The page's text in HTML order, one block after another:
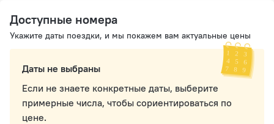
Доступные номера
Укажите даты поездки, и мы покажем вам актуальные цены
Даты не выбраны
Если не знаете конкретные даты, выберите
примерные числа, чтобы сориентироваться по
цене.